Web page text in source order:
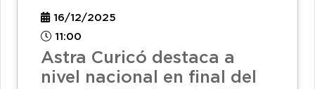
16/12/2025
11:00
Astra Curicó destaca a
nivel nacional en final del